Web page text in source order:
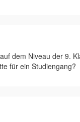
dem Niveau der 9.
für ein Studiengang?